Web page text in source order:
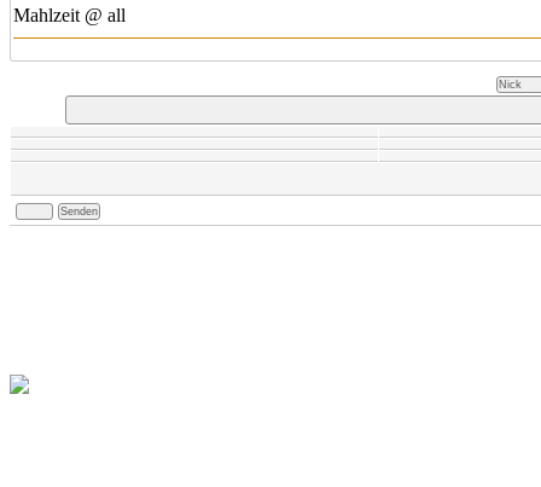
Mahlzeit @ all